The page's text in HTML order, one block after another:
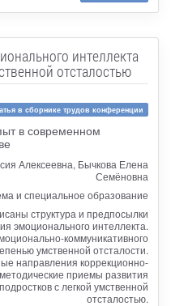
интеллекта
отсталостью
в сборнике трудов конференции
в современном
Алексеевна, Бычкова Елена
Семёновна
и специальное образование
структура и предпосылки
эмоционального интеллекта.
коммуникативного
умственной отсталости.
направления коррекционно-
приемы развития
с легкой умственной
отсталостью.